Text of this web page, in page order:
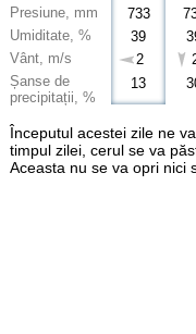
Presiune, mm
Umiditate, %
Vânt, m/s
Șanse de
precipitații, %
733
39
2
13
Începutul acestei zile ne
timpul zilei, cerul se va
Aceasta nu se va opri nici